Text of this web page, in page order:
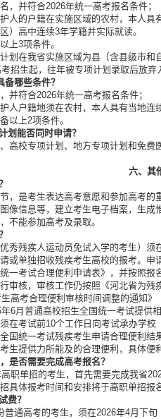
并符合2026年统一高考报名条件；
人的户籍在实施区域的农村，本人具
高中连续3年学籍并实际就读。
上3项条件。
划在我省实施区域为县〔含县级市
招生起，往年被专项计划录取后放
备哪些条件？
符合2026年统一高考报名条件；
人户籍地须在农村，本人具有当地连
以上2项条件。
划能否同时申请？
高校专项计划、地方专项计划和免
六、其
，是考生表达高考意愿和参加高考
像信息等，建立考生电子档案，生成
不能参加高考及录取。
秀残疾人运动员免试入学的考生）
或单独招收残疾考生高校的报考。
一考试合理便利申请表》，并按照
审核，审核工作仍按照《河北省为
高考合理便利审核时间调整的通知
6月普通高校招生全国统一考试提
在考试前10个工作日向考试承办学
国统一考试残疾考生申请合理便利
生提供力所能及的合理便利，具体
是否需要完成高考报名？
职单招的考生，首先需要完成我省
具体报考时间和安排将于高职单招
费？
普通高考的考生，须在2026年4月下